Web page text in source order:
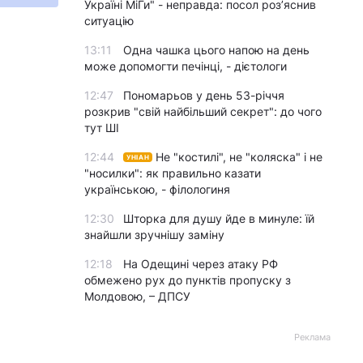
Україні МіГи" - неправда: посол роз’яснив
ситуацію
13:11
Одна чашка цього напою на день
може допомогти печінці, - дієтологи
12:47
Пономарьов у день 53-річчя
розкрив "свій найбільший секрет": до чого
тут ШІ
12:44 УНІАН
Не "костилі", не "коляска" і не
"носилки": як правильно казати
українською, - філологиня
12:30
Шторка для душу йде в минуле: їй
знайшли зручнішу заміну
12:18
На Одещині через атаку РФ
обмежено рух до пунктів пропуску з
Молдовою, – ДПСУ
Реклама